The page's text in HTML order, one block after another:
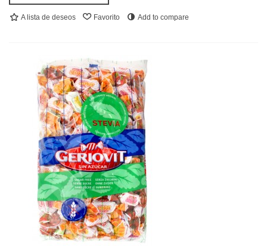
A lista de deseos Favorito Add to compare